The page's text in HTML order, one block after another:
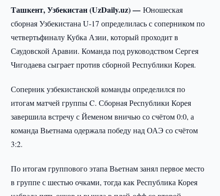
Ташкент, Узбекистан (UzDaily.uz) —Юношеская
сборная Узбекистана U-17 определилась с соперником по
четвертьфиналу Кубка Азии, который проходит в
Саудовской Аравии. Команда под руководством Сергея
Чигодаева сыграет против сборной Республики Корея.
Соперник узбекистанской команды определился по
итогам матчей группы C. Сборная Республики Корея
завершила встречу с Йеменом вничью со счётом 0:0, а
команда Вьетнама одержала победу над ОАЭ со счётом
3:2.
По итогам группового этапа Вьетнам занял первое место
в группе с шестью очками, тогда как Республика Корея